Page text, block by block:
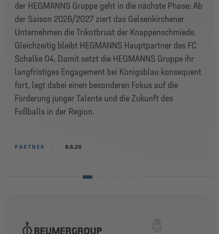
der HEGMANNS Gruppe geht in die nächste Phase: Ab
der Saison 2026/2027 ziert das Gelsenkirchener
Unternehmen die Trikotbrust der Knappenschmiede.
Gleichzeitig bleibt HEGMANNS Hauptpartner des FC
Schalke 04. Damit setzt die HEGMANNS Gruppe ihr
langfristiges Engagement bei Königsblau konsequent
fort, legt dabei einen besonderen Fokus auf die
Förderung junger Talente und die Zukunft des
Fußballs in der Region.
PARTNER 8.6.26